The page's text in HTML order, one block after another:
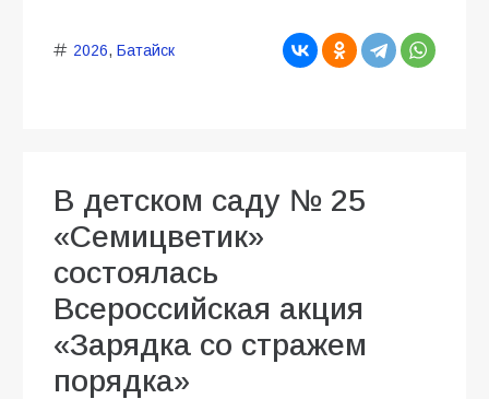
2026, Батайск
В детском саду № 25
«Семицветик»
состоялась
Всероссийская акция
«Зарядка со стражем
порядка»